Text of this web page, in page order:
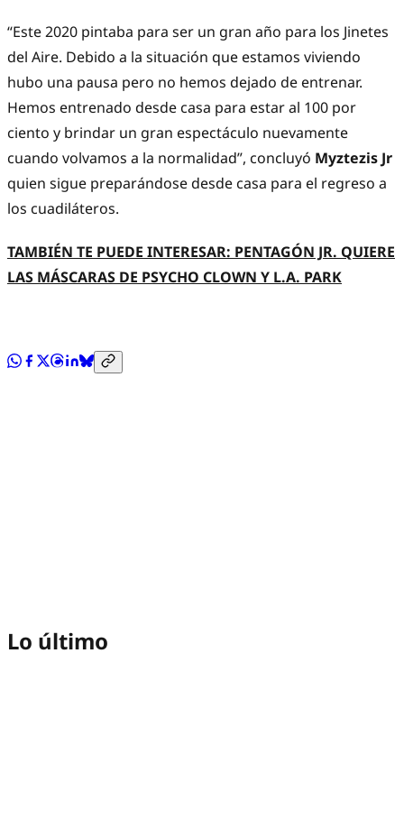
“Este 2020 pintaba para ser un gran año para los Jinetes
del Aire. Debido a la situación que estamos viviendo
hubo una pausa pero no hemos dejado de entrenar.
Hemos entrenado desde casa para estar al 100 por
ciento y brindar un gran espectáculo nuevamente
cuando volvamos a la normalidad”, concluyó Myztezis Jr
quien sigue preparándose desde casa para el regreso a
los cuadiláteros.
TAMBIÉN TE PUEDE INTERESAR: PENTAGÓN JR. QUIERE
LAS MÁSCARAS DE PSYCHO CLOWN Y L.A. PARK
Lo último